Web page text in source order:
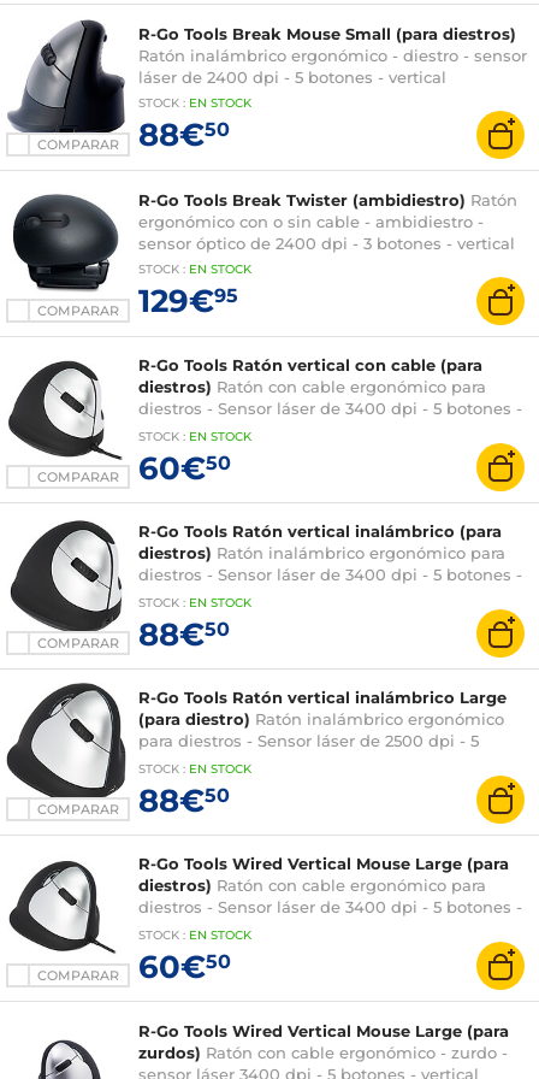
COMPARAR
R-Go Tools Break Mouse Small (para diestros)
Ratón inalámbrico ergonómico - diestro - sensor
láser de 2400 dpi - 5 botones - vertical
STOCK : EN STOCK
88€50
COMPARAR
R-Go Tools Break Twister (ambidiestro) Ratón
ergonómico con o sin cable - ambidiestro -
sensor óptico de 2400 dpi - 3 botones - vertical
STOCK : EN STOCK
129€95
COMPARAR
R-Go Tools Ratón vertical con cable (para
diestros) Ratón con cable ergonómico para
diestros - Sensor láser de 3400 dpi - 5 botones -
vertical
STOCK : EN STOCK
60€50
COMPARAR
R-Go Tools Ratón vertical inalámbrico (para
diestros) Ratón inalámbrico ergonómico para
diestros - Sensor láser de 3400 dpi - 5 botones -
vertical
STOCK : EN STOCK
88€50
COMPARAR
R-Go Tools Ratón vertical inalámbrico Large
(para diestro) Ratón inalámbrico ergonómico
para diestros - Sensor láser de 2500 dpi - 5
botones - vertical
STOCK : EN STOCK
88€50
COMPARAR
R-Go Tools Wired Vertical Mouse Large (para
diestros) Ratón con cable ergonómico para
diestros - Sensor láser de 3400 dpi - 5 botones -
vertical
STOCK : EN STOCK
60€50
R-Go Tools Wired Vertical Mouse Large (para
zurdos) Ratón con cable ergonómico - zurdo -
sensor láser 3400 dpi - 5 botones - vertical